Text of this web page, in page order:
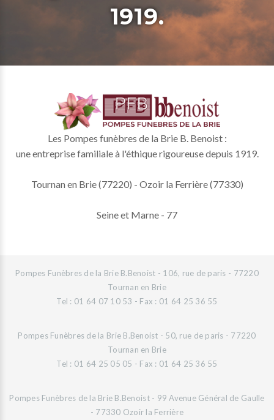
1919.
Les Pompes funèbres de la Brie B. Benoist :
une entreprise familiale à l'éthique rigoureuse depuis 1919.
Tournan en Brie (77220) - Ozoir la Ferrière (77330)
Seine et Marne - 77
Pompes Funèbres de la Brie B.Benoist - 106, rue de paris - 77220
Tournan en Brie
Tel : 01 64 07 10 53 - Fax : 01 64 25 36 55
Pompes Funèbres de la Brie B.Benoist - 50, rue de paris - 77220
Tournan en Brie
Tel : 01 64 25 05 05 - Fax : 01 64 25 36 55
Pompes Funèbres de la Brie B.Benoist - 99 Avenue Général de Gaulle
- 77330 Ozoir la Ferrière